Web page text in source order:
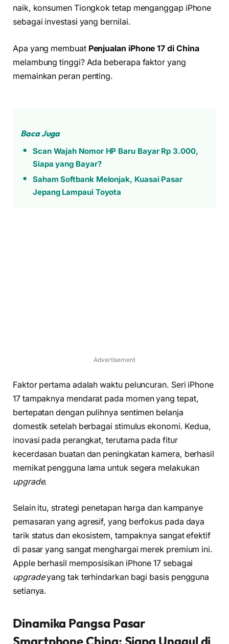
naik, konsumen Tiongkok tetap menganggap iPhone
sebagai investasi yang bernilai.
Apa yang membuat Penjualan iPhone 17 di China
melambung tinggi? Ada beberapa faktor yang
memainkan peran penting.
Baca Juga
Scan Wajah Nomor HP Baru Bayar Rp 3.000,
Siapa yang Bayar?
Saham Softbank Melonjak, Kuasai Pasar
Jepang Lampaui Toyota
Advertisement
Faktor pertama adalah waktu peluncuran. Seri iPhone
17 tampaknya mendarat pada momen yang tepat,
bertepatan dengan pulihnya sentimen belanja
domestik setelah berbagai stimulus ekonomi. Kedua,
inovasi pada perangkat, terutama pada fitur
kecerdasan buatan dan peningkatan kamera, berhasil
memikat pengguna lama untuk segera melakukan
upgrade.
Selain itu, strategi penetapan harga dan kampanye
pemasaran yang agresif, yang berfokus pada daya
tarik status dan ekosistem, tampaknya sangat efektif
di pasar yang sangat menghargai merek premium ini.
Apple berhasil memposisikan iPhone 17 sebagai
upgradeyang tak terhindarkan bagi basis pengguna
setianya.
Dinamika Pangsa Pasar